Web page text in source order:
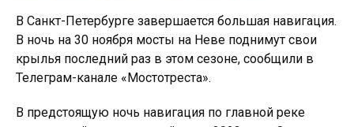
В Санкт-Петербурге завершается большая навигация.
В ночь на 30 ноября мосты на Неве поднимут свои
крылья последний раз в этом сезоне, сообщили в
Телеграм-канале «Мостотреста».
В предстоящую ночь навигация по главной реке